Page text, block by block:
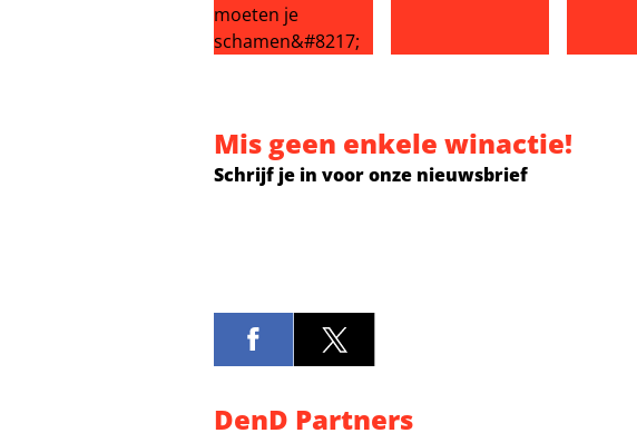
Mis geen enkele winactie!
Schrijf je in voor onze nieuwsbrief
DenD Partners